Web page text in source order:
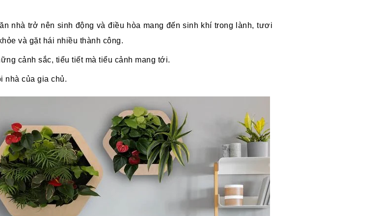
nhà trở nên sinh động và điều hòa mang đến sinh khí trong lành, tươi
và gặt hái nhiều thành công.
cảnh sắc, tiểu tiết mà tiểu cảnh mang tới.
nhà của gia chủ.